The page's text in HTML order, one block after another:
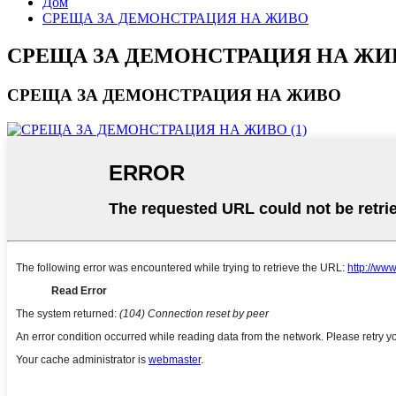
СРЕЩА ЗА ДЕМОНСТРАЦИЯ НА ЖИВО
СРЕЩА ЗА ДЕМОНСТРАЦИЯ НА
СРЕЩА ЗА ДЕМОНСТРАЦИЯ НА ЖИВО